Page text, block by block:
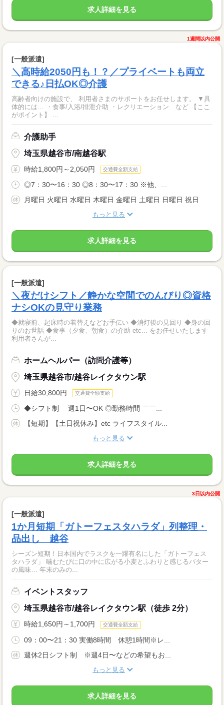
求人詳細を見る
1週間以内公開
[一般派遣]
＼高時給2050円も！？／プライベートも両立
できる♪日払OK◎介護
高齢者向けの施設で、 利用者さまのサポートをお任せします。 ▼具
体的には… ・食事/入浴/排泄介助 ・レクリエーション など 【ここ
がポイント】 ...
介護助手
埼玉県越谷市/南越谷駅
時給1,800円～2,050円 交通費全額支給
◎7：30〜16：30 ◎8：30〜17：30 ※他、...
月曜日 火曜日 水曜日 木曜日 金曜日 土曜日 日曜日 祝日
もっと見る
求人詳細を見る
[一般派遣]
＼夜だけシフト／静かな空間でのんびり◎資格
ナシOKの見守り業務
◆就寝前、起床時の着替えなどお手伝い ◆消灯後の見回り ◆身の回
りのお世話 ◆食事（夕食、朝食）の介助 etc... をお任せいたします
利用者さんが...
ホームヘルパー（訪問介護等）
埼玉県越谷市/越谷レイクタウン駅
日給30,800円 交通費全額支給
◆シフト制 週1日〜OK ◎勤務時間 ￣￣...
【短期】【土日祝休み】etc ライフスタイル...
もっと見る
求人詳細を見る
3日以内公開
[一般派遣]
1か月短期「ガトーフェスタハラダ」列整理・
品出し 越谷
シーズン短期！日本国内でラスクを一躍有名にした「ガトーフェス
タハラダ」 噛むたびに口の中に広がる小麦とふわりと感じるバター
の風味… 年末のみの...
イベントスタッフ
埼玉県越谷市/越谷レイクタウン駅（徒歩 2分）
時給1,650円～1,700円 交通費全額支給
09：00〜21：30 実働8時間 休憩1時間※レ...
週休2日シフト制 ※週4日〜などの希望もお...
もっと見る
求人詳細を見る